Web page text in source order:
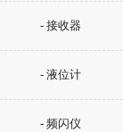
- 接收器
- 液位计
- 频闪仪